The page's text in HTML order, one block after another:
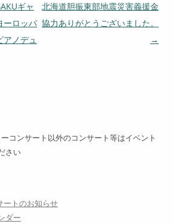
ギャ
ロッパ
アノデュ
北海道胆振東部地震災害義援金
協力ありがとうございました。
→
コンサート以外のコンサート等はイベント
さい
ートのお知らせ
ダー